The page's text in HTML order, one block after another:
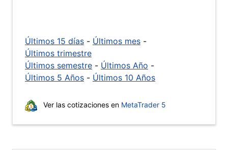
Últimos 15 días - Últimos mes -
Últimos trimestre
Últimos semestre - Últimos Año -
Últimos 5 Años - Últimos 10 Años
Ver las cotizaciones en MetaTrader 5